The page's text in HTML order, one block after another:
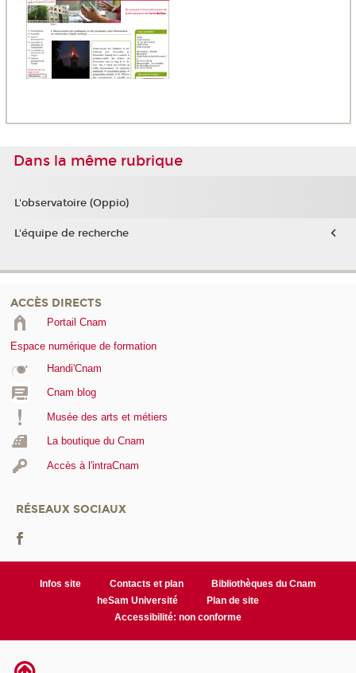
Dans la même rubrique
L'observatoire (Oppio)
L'équipe de recherche
ACCÈS DIRECTS
Portail Cnam
Espace numérique de formation
Handi'Cnam
Cnam blog
Musée des arts et métiers
La boutique du Cnam
Accès à l'intraCnam
RÉSEAUX SOCIAUX
Infos site Contacts et plan
Bibliothèques du Cnam
heSam Université
Plan de site
Accessibilité: non conforme